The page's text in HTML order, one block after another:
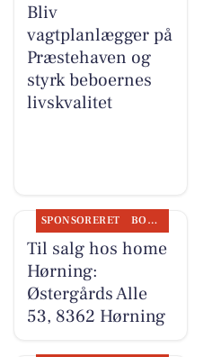
Bliv
vagtplanlægger på
Præstehaven og
styrk beboernes
livskvalitet
SPONSORERET BOLIGMARKED
Til salg hos home
Hørning:
Østergårds Alle
53, 8362 Hørning